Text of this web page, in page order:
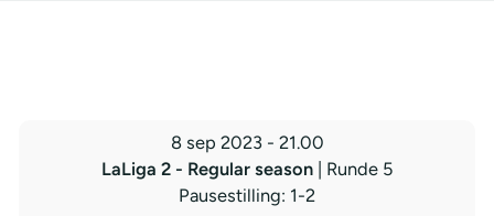
8 sep 2023 - 21.00
LaLiga 2 - Regular season
| Runde 5
Pausestilling: 1-2